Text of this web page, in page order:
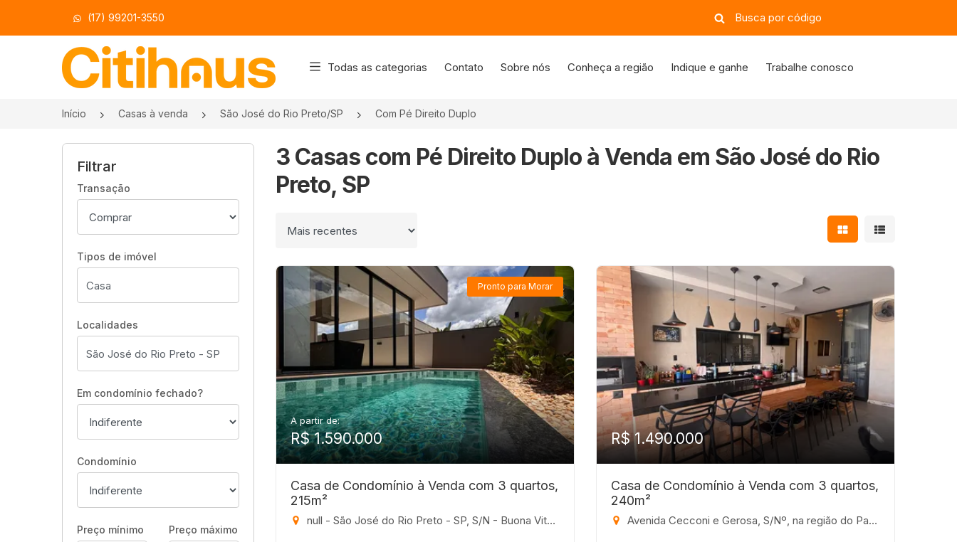
(17) 99201-3550
Página inicial
Todas as categorias Contato Sobre nós Conheça a região Indique e ganhe Trabalhe conosco
Início Casas à venda São José do Rio Preto/SP Com Pé Direito Duplo
Filtrar
Transação
Tipos de imóvel
Localidades
Em condomínio fechado?
Condomínio
Preço mínimo Preço máximo
3 Casas com Pé Direito Duplo à Venda em São José do Rio
Preto, SP
Ordenar por Mostrar resultados
Mostrar
Pronto para Morar
A partir de:
R$ 1.590.000
Casa de Condomínio à Venda com 3 quartos,
215m²
null - São José do Rio Preto - SP, S/N - Buona Vita, São José do Rio Preto-SP
R$ 1.490.000
Casa de Condomínio à Venda com 3 quartos,
240m²
Avenida Cecconi e Gerosa, S/Nº, na região do Parque Dama/Represa Municipal, São José do Rio Preto - SP, CEP: 15062-220, 980 - Condomínio Recanto do Lago, São José do Rio Preto-SP